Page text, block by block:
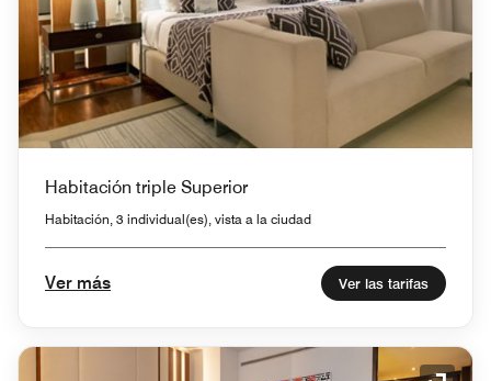
Habitación triple Superior
Habitación, 3 individual(es), vista a la ciudad
Ver más Ver las tarifas